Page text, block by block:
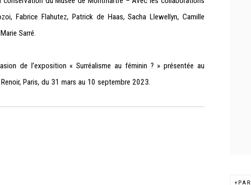
Fabrice Flahutez, Patrick de Haas, Sacha Llewellyn, Camille
Sarré.
de l’exposition « Surréalisme au féminin ? » présentée au
Paris, du 31 mars au 10 septembre 2023.